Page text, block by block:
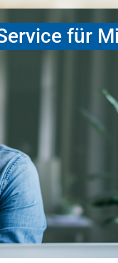
für
–
Wirtschaft,
–
Seminare
–Inkasso